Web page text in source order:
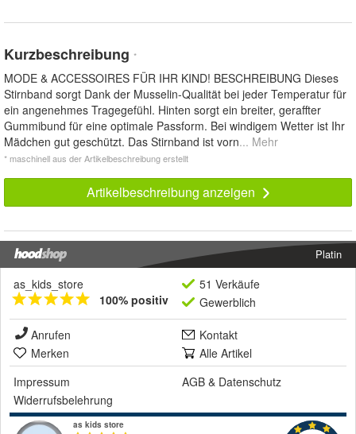
Kurzbeschreibung *
MODE & ACCESSOIRES FÜR IHR KIND! BESCHREIBUNG Dieses
Stirnband sorgt Dank der Musselin-Qualität bei jeder Temperatur für
ein angenehmes Tragegefühl. Hinten sorgt ein breiter, geraffter
Gummibund für eine optimale Passform. Bei windigem Wetter ist Ihr
Mädchen gut geschützt. Das Stirnband ist vorn... Mehr
* maschinell aus der Artikelbeschreibung erstellt
Artikelbeschreibung anzeigen
Platin
as_kids_store
100% positiv
51 Verkäufe
Gewerblich
Anrufen
Kontakt
Merken
Alle Artikel
Impressum
AGB & Datenschutz
Widerrufsbelehrung